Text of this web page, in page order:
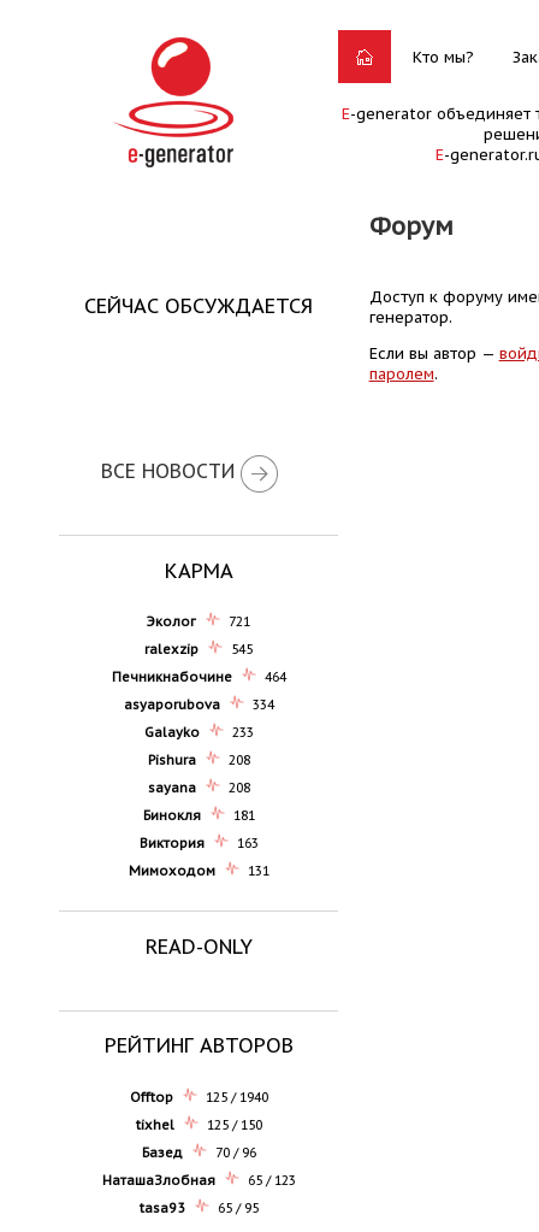
Кто мы?
E-generator объединяет
E-
Форум
СЕЙЧАС ОБСУЖДАЕТСЯ
ВСЕ НОВОСТИ
КАРМА
Эколог
721
ralexzip
545
Печникнабочине
464
asyaporubova
334
Galayko
233
Pishura
208
sayana
208
Бинокля
181
Виктория
163
Мимоходом
131
READ-ONLY
РЕЙТИНГ АВТОРОВ
Offtop
125 / 1940
tixhel
125 / 150
Базед
70 / 96
НаташаЗлобная
65 / 123
tasa93
65 / 95
Доступ к форуму
генератор.
Если вы автор —
паролем.